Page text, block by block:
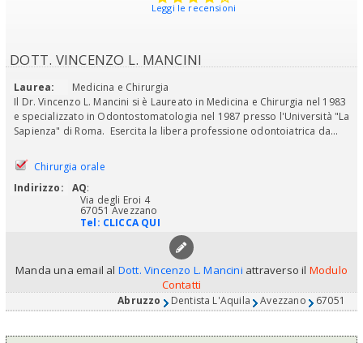
Leggi le recensioni
DOTT. VINCENZO L. MANCINI
Laurea:
Medicina e Chirurgia
Il Dr. Vincenzo L. Mancini si è Laureato in Medicina e Chirurgia nel 1983
e specializzato in Odontostomatologia nel 1987 presso l'Università "La
Sapienza" di Roma. Esercita la libera professione odontoiatrica da...
Chirurgia orale
Indirizzo:
AQ:
Via degli Eroi 4
67051 Avezzano
Tel: CLICCA QUI
Manda una email al Dott. Vincenzo L. Mancini attraverso il Modulo
Contatti
Abruzzo Dentista L'Aquila Avezzano 67051